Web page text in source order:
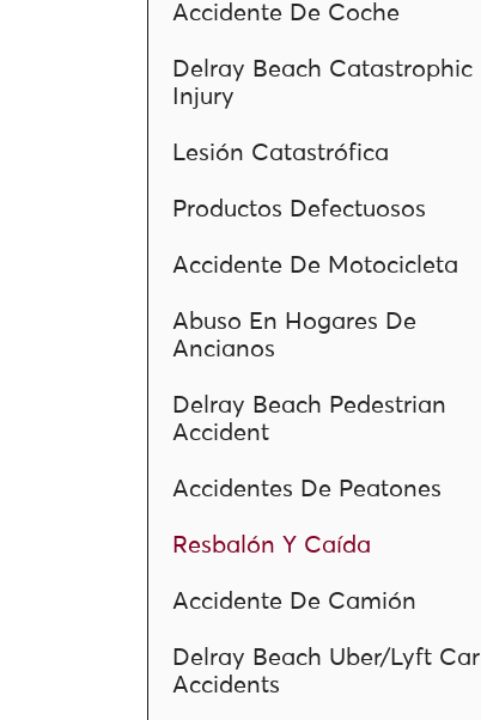
Accidente De Coche
Delray Beach Catastrophic
Injury
Lesión Catastrófica
Productos Defectuosos
Accidente De Motocicleta
Abuso En Hogares De
Ancianos
Delray Beach Pedestrian
Accident
Accidentes De Peatones
Resbalón Y Caída
Accidente De Camión
Delray Beach Uber/Lyft Car
Accidents